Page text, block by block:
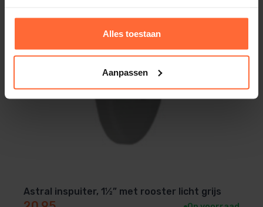
Alles toestaan
Aanpassen
Astral inspuiter, 1½” met rooster licht grijs